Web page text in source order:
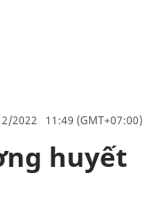
2022 11:49 (GMT+07:00)
huyết